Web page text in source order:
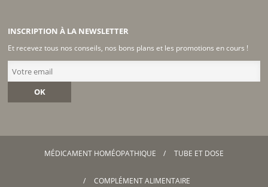
INSCRIPTION À LA NEWSLETTER
Et recevez tous nos conseils, nos bons plans et les promotions en cours !
OK
MÉDICAMENT HOMÉOPATHIQUE TUBE ET DOSE
COMPLÉMENT ALIMENTAIRE